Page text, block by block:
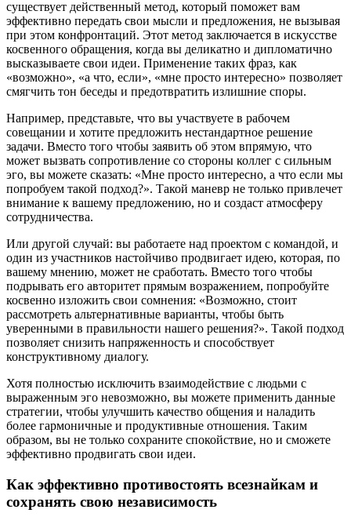
существует действенный метод, который поможет вам
эффективно передать свои мысли и предложения, не вызывая
при этом конфронтаций. Этот метод заключается в искусстве
косвенного обращения, когда вы деликатно и дипломатично
высказываете свои идеи. Применение таких фраз, как
«возможно», «а что, если», «мне просто интересно» позволяет
смягчить тон беседы и предотвратить излишние споры.
Например, представьте, что вы участвуете в рабочем
совещании и хотите предложить нестандартное решение
задачи. Вместо того чтобы заявить об этом впрямую, что
может вызвать сопротивление со стороны коллег с сильным
эго, вы можете сказать: «Мне просто интересно, а что если мы
попробуем такой подход?». Такой маневр не только привлечет
внимание к вашему предложению, но и создаст атмосферу
сотрудничества.
Или другой случай: вы работаете над проектом с командой, и
один из участников настойчиво продвигает идею, которая, по
вашему мнению, может не сработать. Вместо того чтобы
подрывать его авторитет прямым возражением, попробуйте
косвенно изложить свои сомнения: «Возможно, стоит
рассмотреть альтернативные варианты, чтобы быть
уверенными в правильности нашего решения?». Такой подход
позволяет снизить напряженность и способствует
конструктивному диалогу.
Хотя полностью исключить взаимодействие с людьми с
выраженным эго невозможно, вы можете применить данные
стратегии, чтобы улучшить качество общения и наладить
более гармоничные и продуктивные отношения. Таким
образом, вы не только сохраните спокойствие, но и сможете
эффективно продвигать свои идеи.
Как эффективно противостоять всезнайкам и
сохранять свою независимость